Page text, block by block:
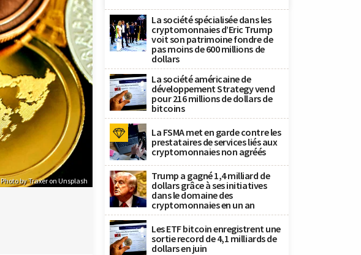
Photo by Traxer on Unsplash
La société spécialisée dans les
cryptomonnaies d’Eric Trump
voit son patrimoine fondre de
pas moins de 600 millions de
dollars
La société américaine de
développement Strategy vend
pour 216 millions de dollars de
bitcoins
La FSMA met en garde contre les
prestataires de services liés aux
cryptomonnaies non agréés
Trump a gagné 1,4 milliard de
dollars grâce à ses initiatives
dans le domaine des
cryptomonnaies en un an
Les ETF bitcoin enregistrent une
sortie record de 4,1 milliards de
dollars en juin